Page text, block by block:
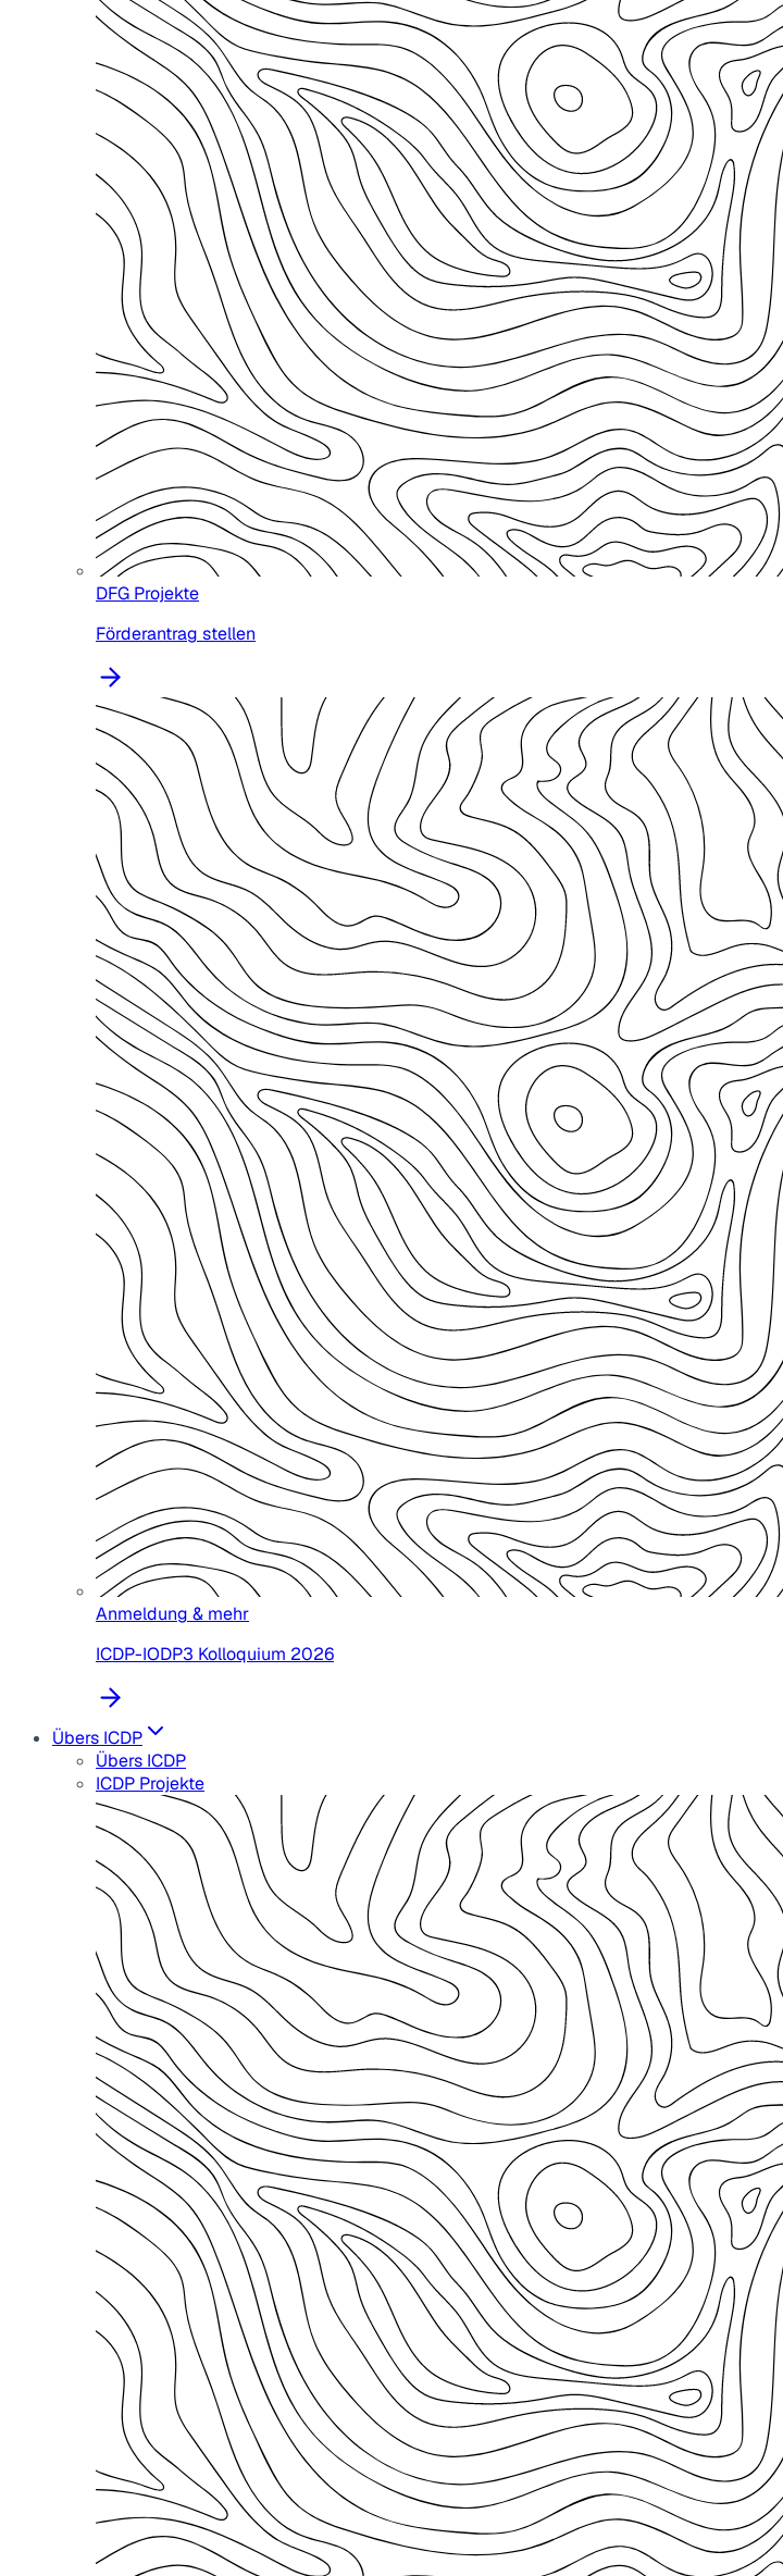
DFG Projekte
Förderantrag stellen
Anmeldung & mehr
ICDP-IODP3 Kolloquium 2026
Übers ICDP
Übers ICDP
ICDP Projekte